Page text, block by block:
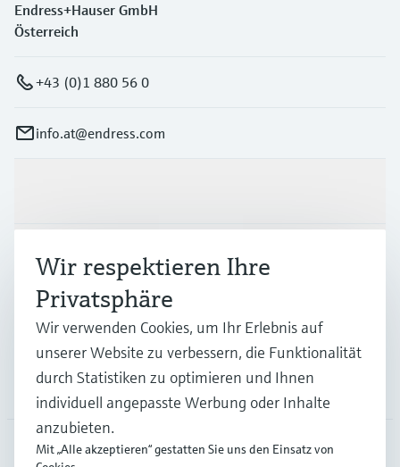
Endress+Hauser GmbH
Österreich
+43 (0)1 880 56 0
info.at@endress.com
Branchen
Support
Unternehmen
Wir respektieren Ihre
Privatsphäre
Wir verwenden Cookies, um Ihr Erlebnis auf
unserer Website zu verbessern, die Funktionalität
durch Statistiken zu optimieren und Ihnen
individuell angepasste Werbung oder Inhalte
anzubieten.
Mit „Alle akzeptieren“ gestatten Sie uns den Einsatz von